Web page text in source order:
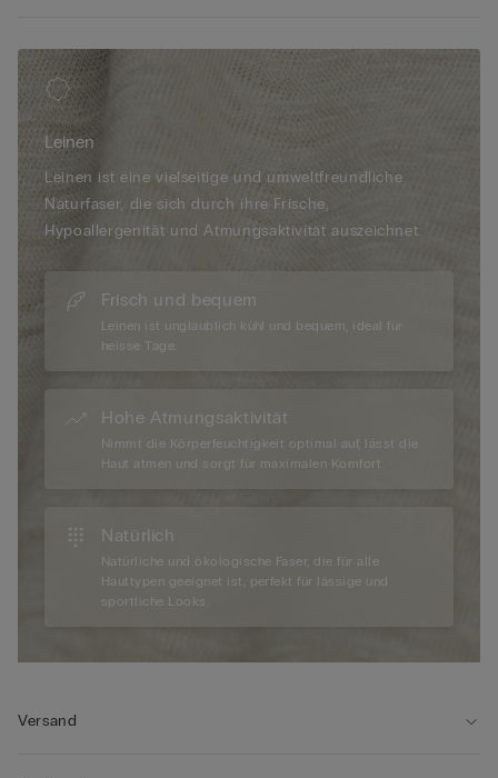
Leinen
Leinen ist eine vielseitige und umweltfreundliche
Naturfaser, die sich durch ihre Frische,
Hypoallergenität und Atmungsaktivität auszeichnet.
Frisch und bequem
Leinen ist unglaublich kühl und bequem, ideal für
heisse Tage.
Hohe Atmungsaktivität
Nimmt die Körperfeuchtigkeit optimal auf, lässt die
Haut atmen und sorgt für maximalen Komfort.
Natürlich
Natürliche und ökologische Faser, die für alle
Hauttypen geeignet ist, perfekt für lässige und
sportliche Looks.
Versand